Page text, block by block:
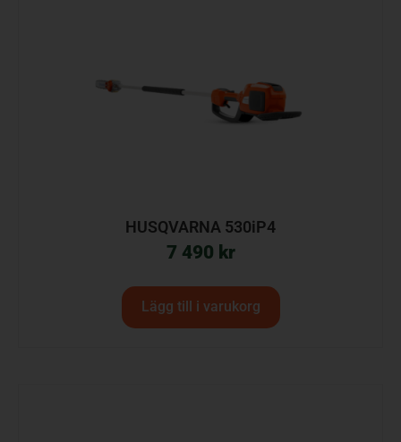
HUSQVARNA 530iP4
7 490 kr
Lägg till i varukorg